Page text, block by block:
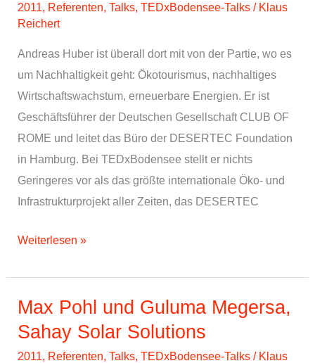
2011, Referenten,Talks,TEDxBodensee-Talks / Klaus
Reichert
Andreas Huber ist überall dort mit von der Partie, wo es
um Nachhaltigkeit geht: Ökotourismus, nachhaltiges
Wirtschaftswachstum, erneuerbare Energien. Er ist
Geschäftsführer der Deutschen Gesellschaft CLUB OF
ROME und leitet das Büro der DESERTEC Foundation
in Hamburg. Bei TEDxBodensee stellt er nichts
Geringeres vor als das größte internationale Öko- und
Infrastrukturprojekt aller Zeiten, das DESERTEC
Andreas
Desertec
Foundation
Weiterlesen »
Max Pohl und Guluma Megersa,
Sahay Solar Solutions
2011, Referenten,Talks,TEDxBodensee-Talks / Klaus